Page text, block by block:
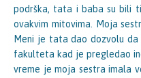
podrška, tata i baba su bili
ovakvim mitovima. Moja
Meni je tata dao dozvolu
fakulteta kad je pregledao
vreme je moja sestra imala